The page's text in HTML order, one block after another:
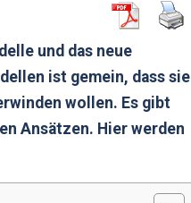
und das neue
ist gemein, dass sie
wollen. Es gibt
Ansätzen. Hier werden